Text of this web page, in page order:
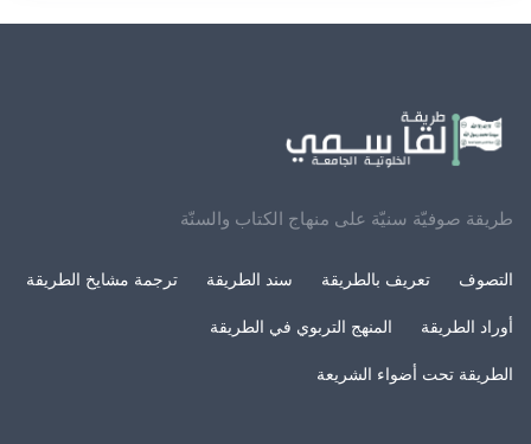
طريقة صوفيّة سنيّة على منهاج الكتاب والسنّة
التصوف تعريف بالطريقة سند الطريقة ترجمة مشايخ الطريقة
أوراد الطريقة المنهج التربوي في الطريقة
الطريقة تحت أضواء الشريعة